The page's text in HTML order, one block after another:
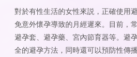
對於有性生活的女性來説，正確使用
免意外懷孕導致的月經遲來。目前，
避孕套、避孕藥、宮內節育器等。避
全的避孕方法，同時還可以預防性傳